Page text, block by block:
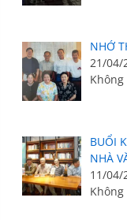
NHỚ
21/04/
BUỔI
NHÀ
11/04/